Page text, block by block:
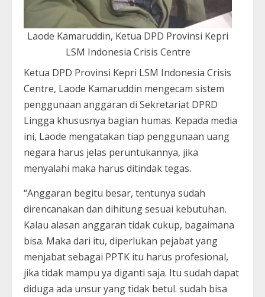
Laode Kamaruddin, Ketua DPD Provinsi Kepri
LSM Indonesia Crisis Centre
Ketua DPD Provinsi Kepri LSM Indonesia Crisis
Centre, Laode Kamaruddin mengecam sistem
penggunaan anggaran di Sekretariat DPRD
Lingga khususnya bagian humas. Kepada media
ini, Laode mengatakan tiap penggunaan uang
negara harus jelas peruntukannya, jika
menyalahi maka harus ditindak tegas.
“Anggaran begitu besar, tentunya sudah
direncanakan dan dihitung sesuai kebutuhan.
Kalau alasan anggaran tidak cukup, bagaimana
bisa. Maka dari itu, diperlukan pejabat yang
menjabat sebagai PPTK itu harus profesional,
jika tidak mampu ya diganti saja. Itu sudah dapat
diduga ada unsur yang tidak betul. sudah bisa